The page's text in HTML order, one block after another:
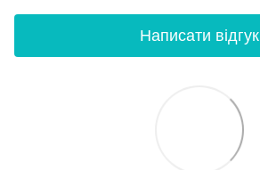
Написати відгук